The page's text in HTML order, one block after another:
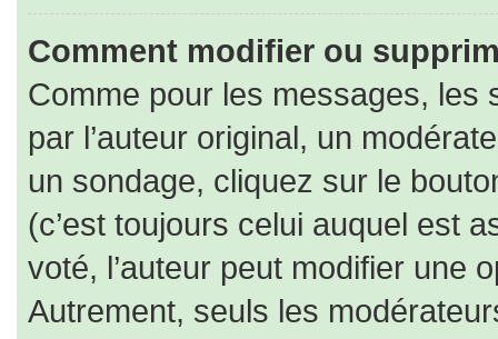
Comment modifier ou
Comme pour les messages, les
par l’auteur original, un
un sondage, cliquez sur le
(c’est toujours celui auquel est
voté, l’auteur peut modifier une
Autrement, seuls les